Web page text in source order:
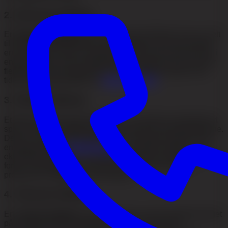
2. M-formet hårlinje
M-formet hårlinje(eller et M-formet hårfeste) viser en lett
til moderat tilbaketrekning ved tinningene, noe som skaper
en kontur som minner om bokstaven M. Denne formen kan i
enkelte tilfeller være medfødt og helt stabil over tid, men for
flertallet av menn utgjør den et av de tidligste tegnene på
tidlig hårtapsprogresjon fra
mannlig hårtap
3. Flikete hårfeste
Et flikete hårfeste kjennetegnes av en distinkt, trekantformet
spiss i pannens midtre som peker nedover mot øyenbrynene.
Dette er et genetisk betinget trekk som ofte forveksles med
en begynnende
vikende hårlinje
. Forskjellen ligger i at et
ekte flikete hårfeste er en stabil anatomisk variasjon som ofte
forblir uendret gjennom hele livet, i motsetning til det
progressive hårtapet ved tinningene.
4. Vikende hårlinje
er det klassiske og mest utbredte tegnet
på mannlig hårtap (androgen alopeci). Prosessen